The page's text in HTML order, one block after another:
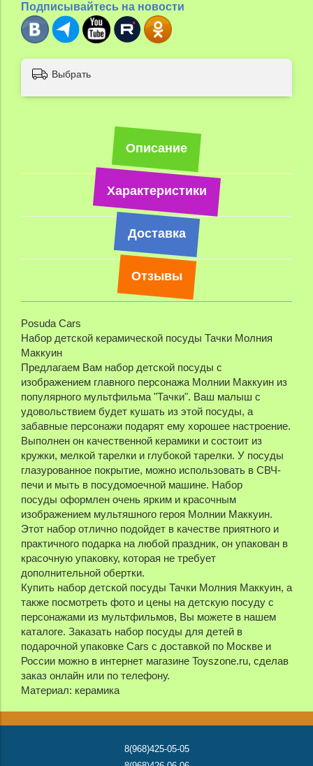
Подписывайтесь на новости
Выбрать
Описание
Характеристики
Доставка
Отзывы
Posuda Cars
Набор детской керамической посуды Тачки Молния
Маккуин
Предлагаем Вам набор детской посуды с
изображением главного персонажа Молнии Маккуин из
популярного мультфильма "Тачки". Ваш малыш с
удовольствием будет кушать из этой посуды, а
забавные персонажи подарят ему хорошее настроение.
Выполнен он качественной керамики и состоит из
кружки, мелкой тарелки и глубокой тарелки. У посуды
глазурованное покрытие, можно использовать в СВЧ-
печи и мыть в посудомоечной машине. Набор
посуды оформлен очень ярким и красочным
изображением мультяшного героя Молнии Маккуин.
Этот набор отлично подойдет в качестве приятного и
практичного подарка на любой праздник, он упакован в
красочную упаковку, которая не требует
дополнительной обертки.
Купить набор детской посуды Тачки Молния Маккуин, а
также посмотреть фото и цены на детскую посуду с
персонажами из мультфильмов, Вы можете в нашем
каталоге. Заказать набор посуды для детей в
подарочной упаковке Cars с доставкой по Москве и
России можно в интернет магазине Toyszone.ru, сделав
заказ онлайн или по телефону.
Материал: керамика
8(968)425-05-05